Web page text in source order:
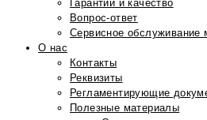
Гарантии и качество
Вопрос-ответ
Сервисное обслуживание
О нас
Контакты
Реквизиты
Регламентирующие
Полезные материалы